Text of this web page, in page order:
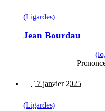
(Ligardes)
Jean Bourdau
17 janvier 2025
(Ligardes)